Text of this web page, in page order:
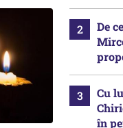
De
Cu
în